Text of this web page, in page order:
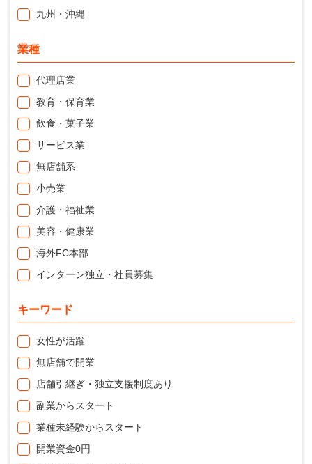
九州・沖縄
業種
代理店業
教育・保育業
飲食・菓子業
サービス業
無店舗系
小売業
介護・福祉業
美容・健康業
海外FC本部
インターン独立・社員募集
キーワード
女性が活躍
無店舗で開業
店舗引継ぎ・独立支援制度あり
副業からスタート
業種未経験からスタート
開業資金0円